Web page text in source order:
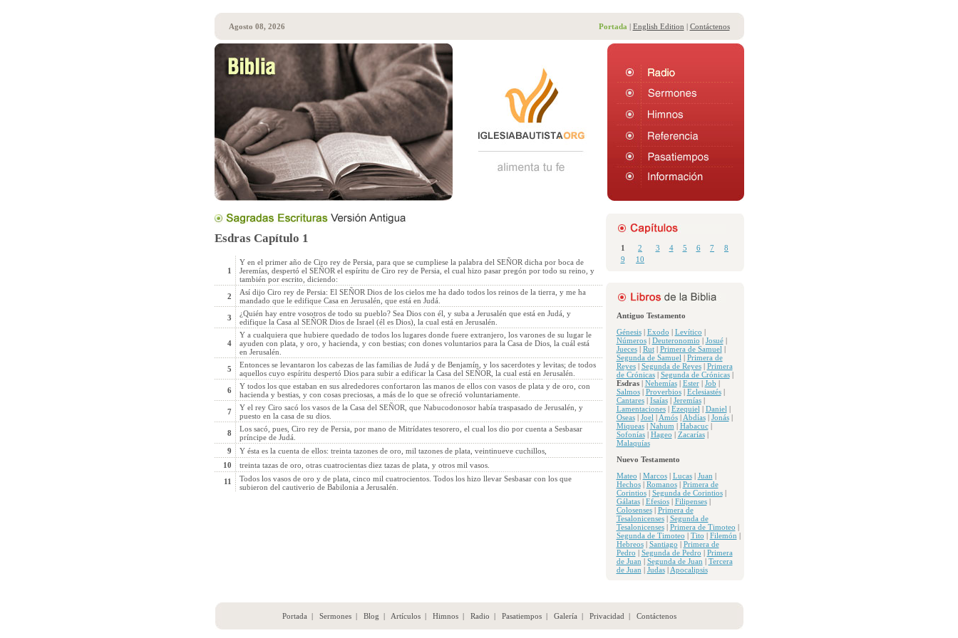
Agosto 08, 2026 Portada | English Edition | Contáctenos
1 2 3 4 5 6 7
8
9
10
Antiguo Testamento
Génesis| Exodo | Levítico |
Números| Deuteronomio | Josué|
Jueces| Rut| Primera de Samuel |
Segunda de Samuel | Primera de
Reyes| Segunda de Reyes| Primera
de Crónicas| Segunda de Crónicas|
Esdras| Nehemías| Ester| Job |
Salmos| Proverbios| Eclesiastés|
Cantares| Isaías| Jeremías|
Lamentaciones| Ezequiel | Daniel |
Oseas| Joel | Amós| Abdías| Jonás|
Miqueas| Nahum | Habacuc|
Sofonías| Hageo | Zacarías|
Malaquías
Nuevo Testamento
Mateo | Marcos| Lucas| Juan |
Hechos| Romanos| Primera de
Corintios| Segunda de Corintios|
Gálatas| Efesios| Filipenses|
Colosenses| Primera de
Tesalonicenses| Segunda de
Tesalonicenses| Primera de Timoteo |
Segunda de Timoteo | Tito | Filemón |
Hebreos| Santiago | Primera de
Pedro | Segunda de Pedro | Primera
de Juan | Segunda de Juan | Tercera
de Juan | Judas| Apocalipsis
Esdras Capítulo 1
1
Y en el primer año de Ciro rey de Persia, para que se cumpliese la palabra del SEÑOR dicha por boca de
Jeremías, despertó el SEÑOR el espíritu de Ciro rey de Persia, el cual hizo pasar pregón por todo su reino, y
también por escrito, diciendo:
2
Así dijo Ciro rey de Persia: El SEÑOR Dios de los cielos me ha dado todos los reinos de la tierra, y me ha
mandado que le edifique Casa en Jerusalén, que está en Judá.
3
¿Quién hay entre vosotros de todo su pueblo? Sea Dios con él, y suba a Jerusalén que está en Judá, y
edifique la Casa al SEÑOR Dios de Israel (él es Dios), la cual está en Jerusalén.
4
Y a cualquiera que hubiere quedado de todos los lugares donde fuere extranjero, los varones de su lugar le
ayuden con plata, y oro, y hacienda, y con bestias; con dones voluntarios para la Casa de Dios, la cuál está
en Jerusalén.
5
Entonces se levantaron los cabezas de las familias de Judá y de Benjamín, y los sacerdotes y levitas; de todos
aquellos cuyo espíritu despertó Dios para subir a edificar la Casa del SEÑOR, la cual está en Jerusalén.
6
Y todos los que estaban en sus alrededores confortaron las manos de ellos con vasos de plata y de oro, con
hacienda y bestias, y con cosas preciosas, a más de lo que se ofreció voluntariamente.
7
Y el rey Ciro sacó los vasos de la Casa del SEÑOR, que Nabucodonosor había traspasado de Jerusalén, y
puesto en la casa de su dios.
8
Los sacó, pues, Ciro rey de Persia, por mano de Mitrídates tesorero, el cual los dio por cuenta a Sesbasar
príncipe de Judá.
9
Y ésta es la cuenta de ellos: treinta tazones de oro, mil tazones de plata, veintinueve cuchillos,
10
treinta tazas de oro, otras cuatrocientas diez tazas de plata, y otros mil vasos.
11
Todos los vasos de oro y de plata, cinco mil cuatrocientos. Todos los hizo llevar Sesbasar con los que
subieron del cautiverio de Babilonia a Jerusalén.
Portada | Sermones| Blog | Artículos| Himnos| Radio | Pasatiempos| Galería | Privacidad | Contáctenos